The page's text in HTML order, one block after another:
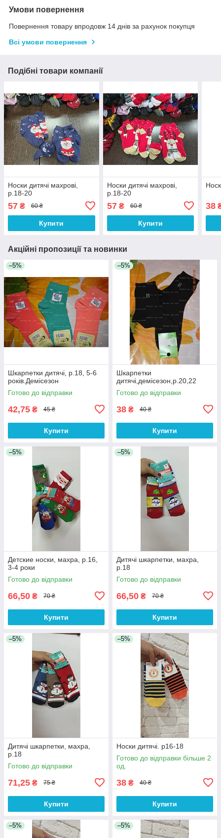
Умови повернення
Повернення товару впродовж 14 днів за рахунок покупця
Всі умови повернення
Подібні товари компанії
Носки дитячі махрові,
р.18-20
57 ₴ 60 ₴
Купити
Носки дитячі махрові,
р.18-20
57₴ 60 ₴
Купити
38
Акційні пропозиції та новинки
–5%
Шкарпетки дитячі, р.18, 5-6
років.Демісезон
Готово до відправки
42,75 ₴ 45 ₴
Купити
–5%
Шкарпетки
дитячі,демісезон,р.20,22
Готово до відправки
38 ₴ 40 ₴
Купити
–5%
Детские носки, махра, р.16,
3-4 роки
Готово до відправки
66,50 ₴ 70 ₴
Купити
–5%
Дитячі шкарпетки, махра,
р.18
Готово до відправки
66,50 ₴ 70 ₴
Купити
–5%
Дитячі шкарпетки, махра,
р.18
Готово до відправки
71,25 ₴ 75 ₴
Купити
–5%
Носки дитячі. р16-18
Готово до відправки більше 2
од.
38 ₴ 40 ₴
Купити
–5% –5%